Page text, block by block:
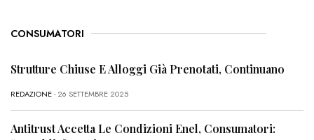
CONSUMATORI
Strutture Chiuse E Alloggi Già Prenotati, Continuano
REDAZIONE- 26 SETTEMBRE 2025
Antitrust Accetta Le Condizioni Enel, Consumatori: